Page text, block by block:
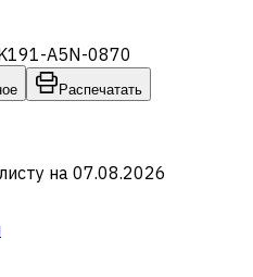
A5N-0870
Распечатать
на 07.08.2026